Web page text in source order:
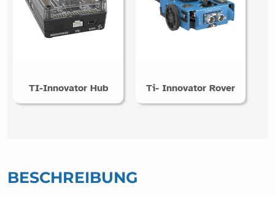
TI-Innovator Hub Ti- Innovator Rover
BESCHREIBUNG